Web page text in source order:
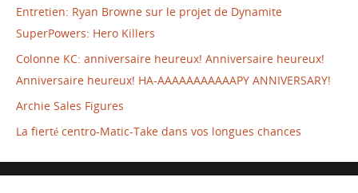
Entretien: Ryan Browne sur le projet de Dynamite
SuperPowers: Hero Killers
Colonne KC: anniversaire heureux! Anniversaire heureux!
Anniversaire heureux! HA-AAAAAAAAAAAPY ANNIVERSARY!
Archie Sales Figures
La fierté centro-Matic-Take dans vos longues chances